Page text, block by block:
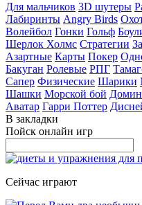
Для мальчиков 3D шутеры
Лабиринты Angry Birds
Волейбол Гонки Гольф
Шерлок Холмс Стратегии
Азартные Карты Покер
Бакуган Ролевые РПГ
Сапер Физические Шарики
Шашки Морской бой
Аватар Гарри Поттер
В закладки
Пойск онлайн игр
Сейчас играют